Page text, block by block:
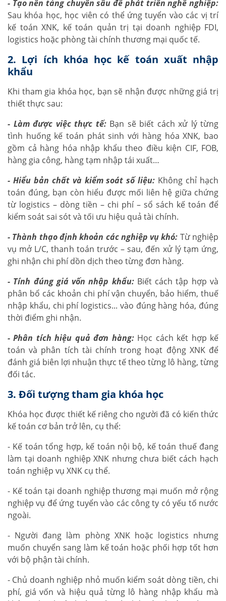
- Tạo nền tảng chuyên sâu để phát triển nghề nghiệp:
Sau khóa học, học viên có thể ứng tuyển vào các vị trí
kế toán XNK, kế toán quản trị tại doanh nghiệp FDI,
logistics hoặc phòng tài chính thương mại quốc tế.
2. Lợi ích khóa học kế toán xuất nhập
khẩu
Khi tham gia khóa học, bạn sẽ nhận được những giá trị
thiết thực sau:
- Làm được việc thực tế: Bạn sẽ biết cách xử lý từng
tình huống kế toán phát sinh với hàng hóa XNK, bao
gồm cả hàng hóa nhập khẩu theo điều kiện CIF, FOB,
hàng gia công, hàng tạm nhập tái xuất…
- Hiểu bản chất và kiểm soát số liệu: Không chỉ hạch
toán đúng, bạn còn hiểu được mối liên hệ giữa chứng
từ logistics – dòng tiền – chi phí – sổ sách kế toán để
kiểm soát sai sót và tối ưu hiệu quả tài chính.
- Thành thạo định khoản các nghiệp vụ khó: Từ nghiệp
vụ mở L/C, thanh toán trước – sau, đến xử lý tạm ứng,
ghi nhận chi phí dồn dịch theo từng đơn hàng.
- Tính đúng giá vốn nhập khẩu: Biết cách tập hợp và
phân bổ các khoản chi phí vận chuyển, bảo hiểm, thuế
nhập khẩu, chi phí logistics... vào đúng hàng hóa, đúng
thời điểm ghi nhận.
- Phân tích hiệu quả đơn hàng:Học cách kết hợp kế
toán và phân tích tài chính trong hoạt động XNK để
đánh giá biên lợi nhuận thực tế theo từng lô hàng, từng
đối tác.
3. Đối tượng tham gia khóa học
Khóa học được thiết kế riêng cho người đã có kiến thức
kế toán cơ bản trở lên, cụ thể:
- Kế toán tổng hợp, kế toán nội bộ, kế toán thuế đang
làm tại doanh nghiệp XNK nhưng chưa biết cách hạch
toán nghiệp vụ XNK cụ thể.
- Kế toán tại doanh nghiệp thương mại muốn mở rộng
nghiệp vụ để ứng tuyển vào các công ty có yếu tố nước
ngoài.
- Người đang làm phòng XNK hoặc logistics nhưng
muốn chuyển sang làm kế toán hoặc phối hợp tốt hơn
với bộ phận tài chính.
- Chủ doanh nghiệp nhỏ muốn kiểm soát dòng tiền, chi
phí, giá vốn và hiệu quả từng lô hàng nhập khẩu mà